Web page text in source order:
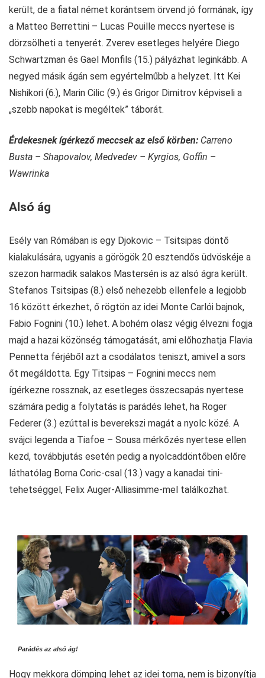
került, de a fiatal német korántsem örvend jó formának, így
a Matteo Berrettini – Lucas Pouille meccs nyertese is
dörzsölheti a tenyerét. Zverev esetleges helyére Diego
Schwartzman és Gael Monfils (15.) pályázhat leginkább. A
negyed másik ágán sem egyértelműbb a helyzet. Itt Kei
Nishikori (6.), Marin Cilic (9.) és Grigor Dimitrov képviseli a
„szebb napokat is megéltek” táborát.
Érdekesnek ígérkező meccsek az első körben: Carreno
Busta – Shapovalov, Medvedev – Kyrgios, Goffin –
Wawrinka
Alsó ág
Esély van Rómában is egy Djokovic – Tsitsipas döntő
kialakulására, ugyanis a görögök 20 esztendős üdvöskéje a
szezon harmadik salakos Mastersén is az alsó ágra került.
Stefanos Tsitsipas (8.) első nehezebb ellenfele a legjobb
16 között érkezhet, ő rögtön az idei Monte Carlói bajnok,
Fabio Fognini (10.) lehet. A bohém olasz végig élvezni fogja
majd a hazai közönség támogatását, ami előhozhatja Flavia
Pennetta férjéből azt a csodálatos teniszt, amivel a sors
őt megáldotta. Egy Titsipas – Fognini meccs nem
ígérkezne rossznak, az esetleges összecsapás nyertese
számára pedig a folytatás is parádés lehet, ha Roger
Federer (3.) ezúttal is beverekszi magát a nyolc közé. A
svájci legenda a Tiafoe – Sousa mérkőzés nyertese ellen
kezd, továbbjutás esetén pedig a nyolcaddöntőben előre
láthatólag Borna Coric-csal (13.) vagy a kanadai tini-
tehetséggel, Felix Auger-Alliasimme-mel találkozhat.
Parádés az alsó ág!
Hogy mekkora dömping lehet az idei torna, nem is bizonyítja